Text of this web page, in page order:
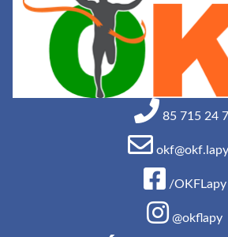
85 715 24
/OKFLapy
@okflapy